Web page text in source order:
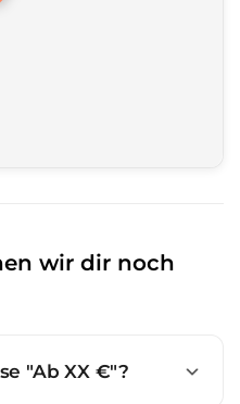
wir dir noch
"Ab XX €"?